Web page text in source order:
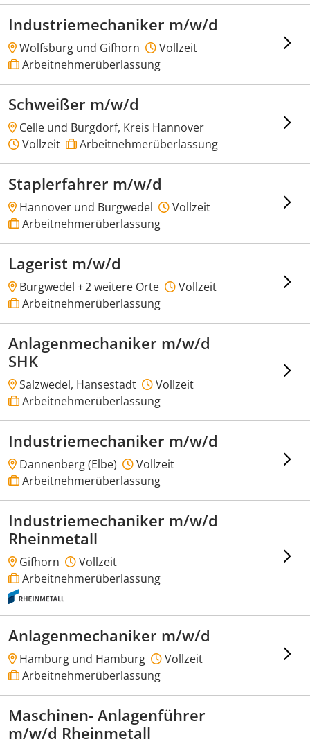
Industriemechaniker m/w/d
Wolfsburg und Gifhorn
Vollzeit
Arbeitnehmerüberlassung
Schweißer m/w/d
Celle und Burgdorf, Kreis Hannover
Vollzeit
Arbeitnehmerüberlassung
Staplerfahrer m/w/d
Hannover und Burgwedel
Vollzeit
Arbeitnehmerüberlassung
Lagerist m/w/d
Burgwedel +2 weitere Orte
Vollzeit
Arbeitnehmerüberlassung
Anlagenmechaniker m/w/d
SHK
Salzwedel, Hansestadt
Vollzeit
Arbeitnehmerüberlassung
Industriemechaniker m/w/d
Dannenberg (Elbe)
Vollzeit
Arbeitnehmerüberlassung
Industriemechaniker m/w/d
Rheinmetall
Gifhorn
Vollzeit
Arbeitnehmerüberlassung
Anlagenmechaniker m/w/d
Hamburg und Hamburg
Vollzeit
Arbeitnehmerüberlassung
Maschinen- Anlagenführer
m/w/d Rheinmetall